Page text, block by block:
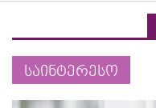
საინტერესო